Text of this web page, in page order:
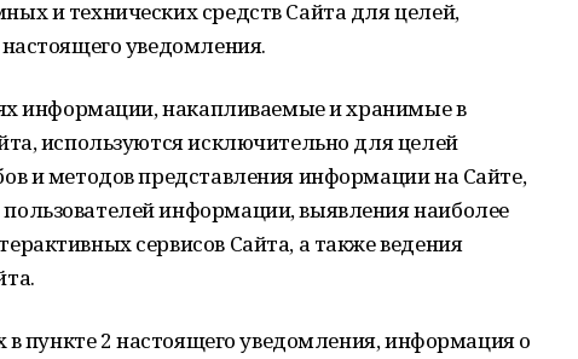
и технических средств Сайта для целей,
уведомления.
информации, накапливаемые и хранимые в
используются исключительно для целей
и методов представления информации на Сайте,
информации, выявления наиболее
сервисов Сайта, а также ведения
в пункте 2 настоящего уведомления, информация о